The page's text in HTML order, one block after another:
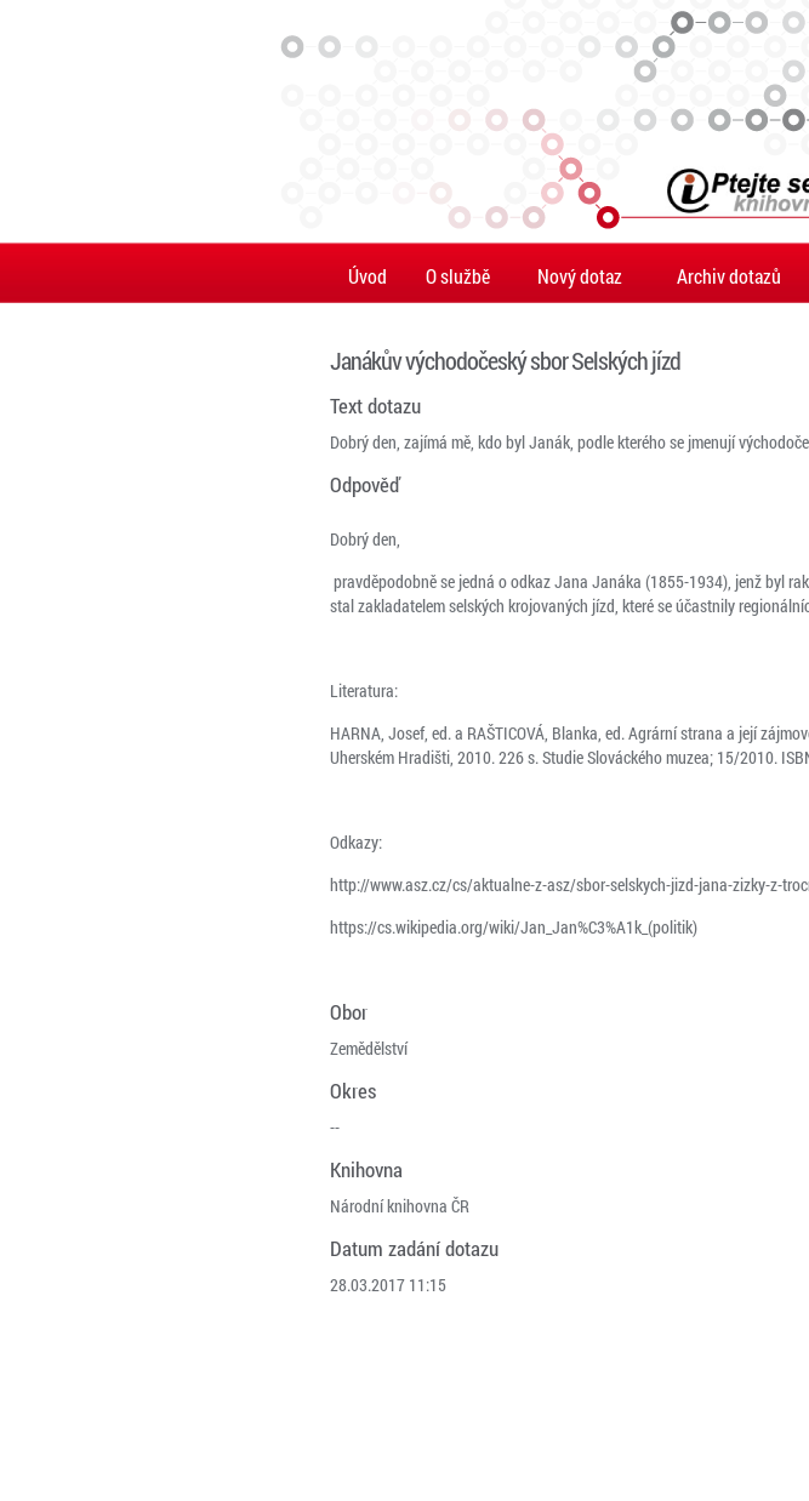
Úvod O službě Nový dotaz Archiv dotazů
Janákův východočeský sbor Selských jízd
Text dotazu
Dobrý den, zajímá mě, kdo byl Janák, podle kterého se jmenují
Odpověď
Dobrý den,
pravděpodobně se jedná o odkaz Jana Janáka (1855-1934), jenž byl
stal zakladatelem selských krojovaných jízd, které se účastnily
Literatura:
HARNA, Josef, ed. a RAŠTICOVÁ, Blanka, ed. Agrární strana a její
Uherském Hradišti, 2010. 226 s. Studie Slováckého muzea; 15/2010.
Odkazy:
http://www.asz.cz/cs/aktualne-z-asz/sbor-selskych-jizd-jana-zizky-z-
https://cs.wikipedia.org/wiki/Jan_Jan%C3%A1k_(politik)
Obor
Zemědělství
Okres
--
Knihovna
Národní knihovna ČR
Datum zadání dotazu
28.03.2017 11:15